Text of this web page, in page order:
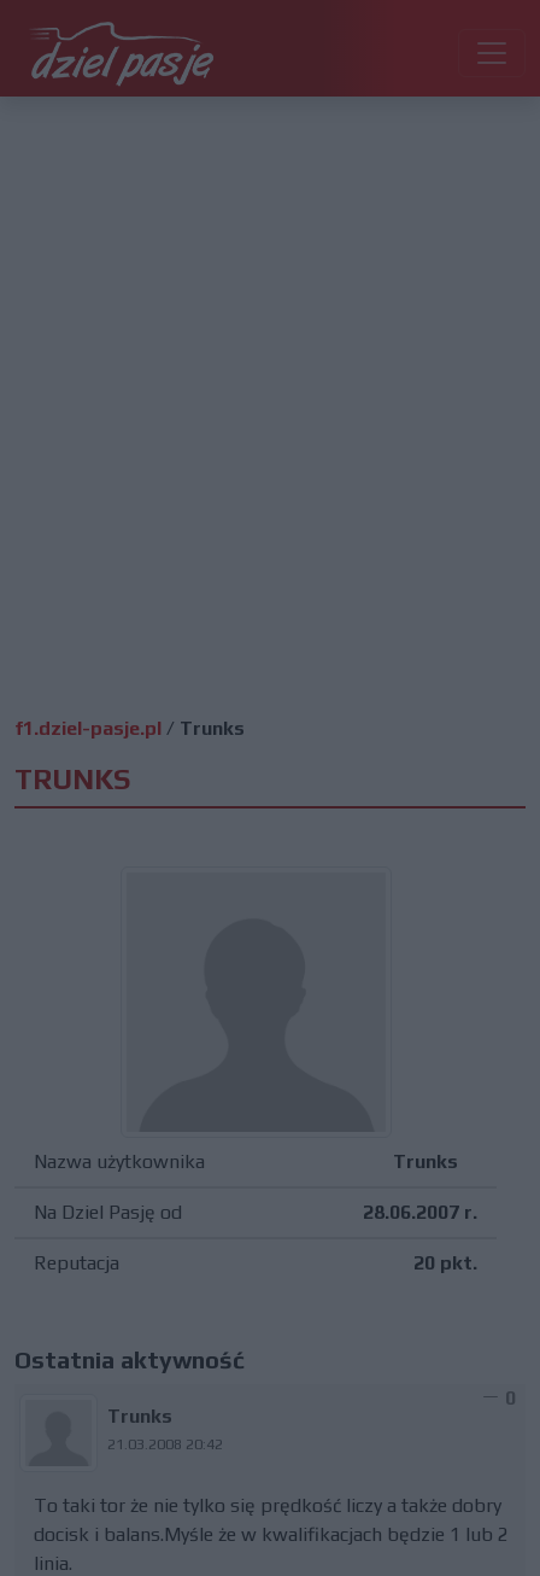
f1.dziel-pasje.pl / Trunks
TRUNKS
Nazwa użytkownika Trunks
Na Dziel Pasję od 28.06.2007 r.
Reputacja 20 pkt.
Ostatnia aktywność
Trunks
21.03.2008 20:42
0
To taki tor że nie tylko się prędkość liczy a także dobry
docisk i balans.Myśle że w kwalifikacjach będzie 1 lub 2
linia.